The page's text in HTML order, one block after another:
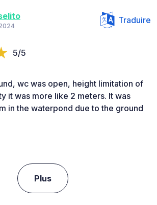
Traduire
5/5
wc was open, height limitation of
it was more like 2 meters. It was
in the waterpond due to the ground
Plus